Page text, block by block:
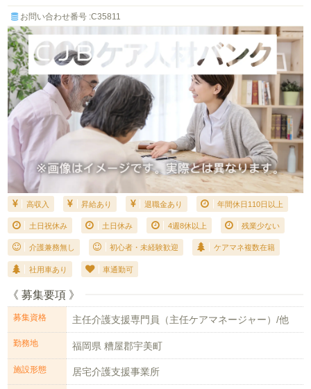
お問い合わせ番号 :C35811
高収入 昇給あり 退職金あり 年間休日110日以上
土日祝休み 土日休み 4週8休以上 残業少ない
介護兼務無し 初心者・未経験歓迎 ケアマネ複数在籍
社用車あり 車通勤可
《 募集要項 》
募集資格 主任介護支援専門員（主任ケアマネージャー）/他
勤務地 福岡県 糟屋郡宇美町
施設形態 居宅介護支援事業所